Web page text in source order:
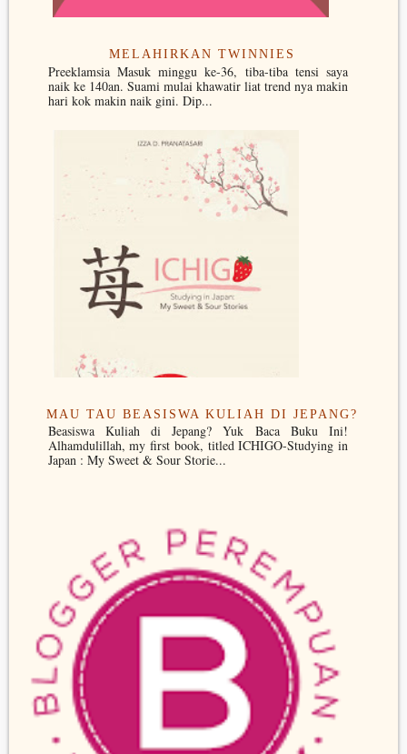
MELAHIRKAN TWINNIES
Preeklamsia Masuk minggu ke-36, tiba-tiba tensi saya
naik ke 140an. Suami mulai khawatir liat trend nya makin
hari kok makin naik gini. Dip...
MAU TAU BEASISWA KULIAH DI JEPANG?
Beasiswa Kuliah di Jepang? Yuk Baca Buku Ini!
Alhamdulillah, my first book, titled ICHIGO-Studying in
Japan : My Sweet & Sour Storie...